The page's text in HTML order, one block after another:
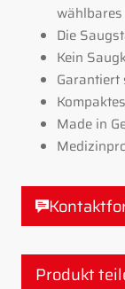
Die
Kein
Made in
Produkt